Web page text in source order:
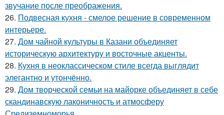
звучание после преображения.
26. Подвесная кухня - смелое решение в современном
интерьере.
27. Дом чайной культуры в Казани объединяет
историческую архитектуру и восточные акценты.
28. Кухня в неоклассическом стиле всегда выглядит
элегантно и утончённо.
29. Дом творческой семьи на майорке объединяет в себе
скандинавскую лаконичность и атмосферу